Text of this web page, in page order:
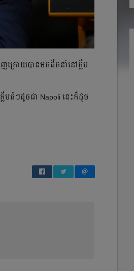
ញ​ក្រោយ​បាន​មក​ដឹកនាំ​នៅ​ក្លឹប​
ប​ធំៗ​ដូច​ជា​ Napoli នេះ​ក៏​ដូច​